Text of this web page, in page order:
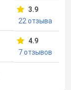
3.9
22 отзыва
4.9
7 отзывов